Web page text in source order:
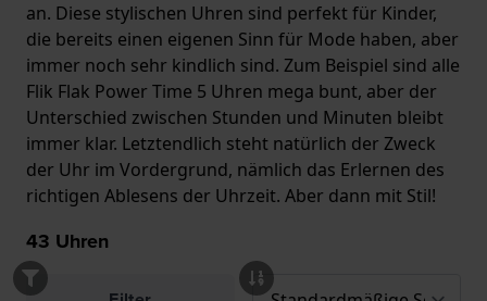
an. Diese stylischen Uhren sind perfekt für Kinder,
die bereits einen eigenen Sinn für Mode haben, aber
immer noch sehr kindlich sind. Zum Beispiel sind alle
Flik Flak Power Time 5 Uhren mega bunt, aber der
Unterschied zwischen Stunden und Minuten bleibt
immer klar. Letztendlich steht natürlich der Zweck
der Uhr im Vordergrund, nämlich das Erlernen des
richtigen Ablesens der Uhrzeit. Aber dann mit Stil!
43 Uhren